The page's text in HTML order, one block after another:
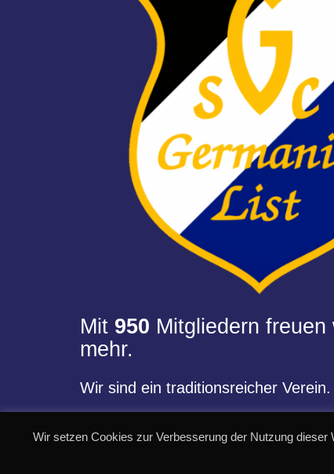
Mit 950 Mitgliedern
mehr.
Wir sind ein traditionsreicher Verein.
Wir setzen Cookies zur Verbesserung der Nutzung